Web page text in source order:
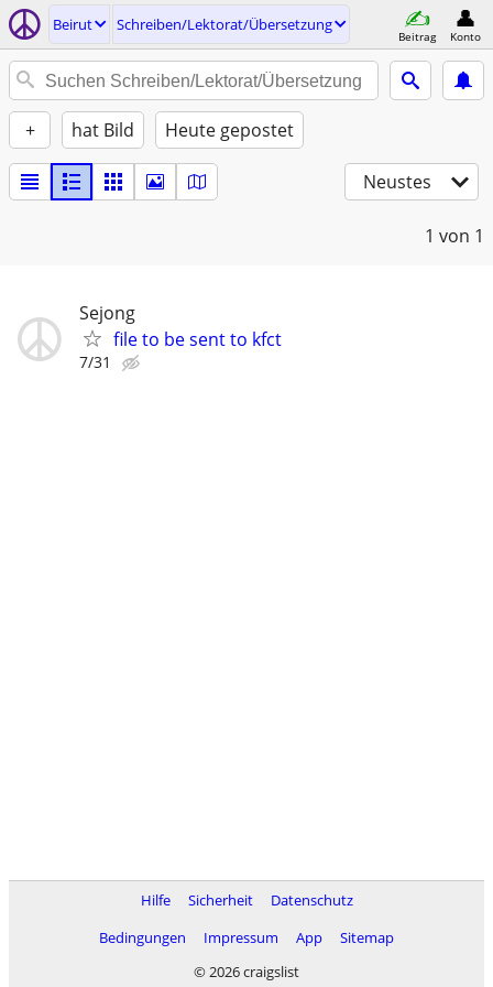
Beirut Schreiben/Lektorat/Übersetzung
Beitrag Konto
+ hat Bild Heute gepostet
Neustes
1 von 1
Sejong
file to be sent to kfct
7/31
Hilfe Sicherheit
Datenschutz
Bedingungen
Impressum App
Sitemap
© 2026 craigslist